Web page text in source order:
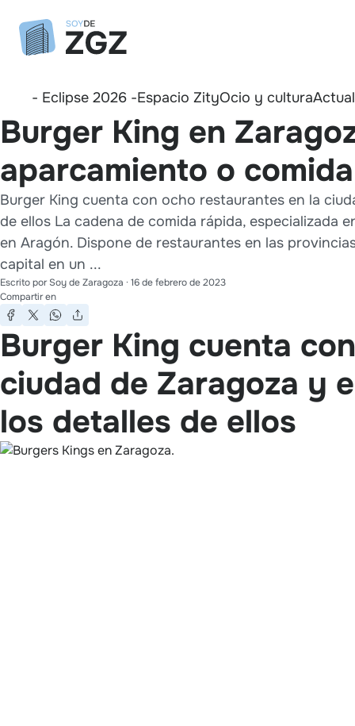
- Eclipse 2026 -Espacio ZityOcio y cultura
Burger King en
aparcamiento o
Burger King cuenta con ocho restaurantes en la
de ellos La cadena de comida rápida, especializada
en Aragón. Dispone de restaurantes en las
capital en un ...
Escrito porSoy de Zaragoza · 16 de febrero de 2023
Compartir en
Burger King cuenta
ciudad de Zaragoza y
los detalles de ellos